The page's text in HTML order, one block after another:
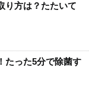
り方は？たたいて
たった5分で除菌す